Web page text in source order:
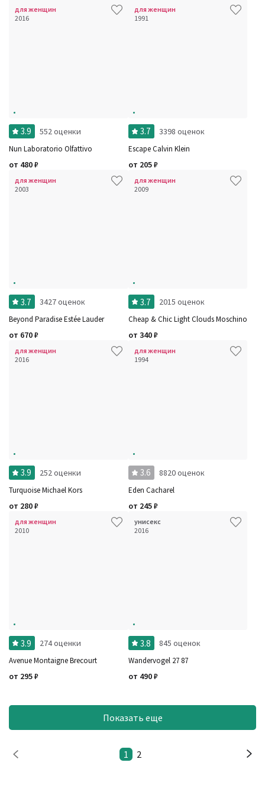
для женщин
2016
3.9 552 оценки
Nun Laboratorio Olfattivo
от 480₽
для женщин
1991
3.7 3398 оценок
Escape Calvin Klein
от 205₽
для женщин
2003
3.7 3427 оценок
Beyond Paradise Estée Lauder
от 670₽
для женщин
2009
3.7 2015 оценок
Cheap & Chic Light Clouds Moschino
от 340₽
для женщин
2016
3.9 252 оценки
Turquoise Michael Kors
от 280₽
для женщин
1994
3.6 8820 оценок
Eden Cacharel
от 245₽
для женщин
2010
3.9 274 оценки
Avenue Montaigne Brecourt
от 295₽
унисекс
2016
3.8 845 оценок
Wandervogel 27 87
от 490₽
Показать еще
1 2